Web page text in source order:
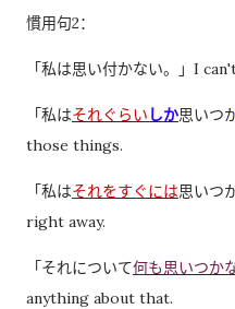
慣用句2：
「私は思い付かない。」I
「私はそれぐらい しか思いつ
those things.
「私はそれをすぐには思いつ
right away.
「それについて何も思いつか
anything about that.